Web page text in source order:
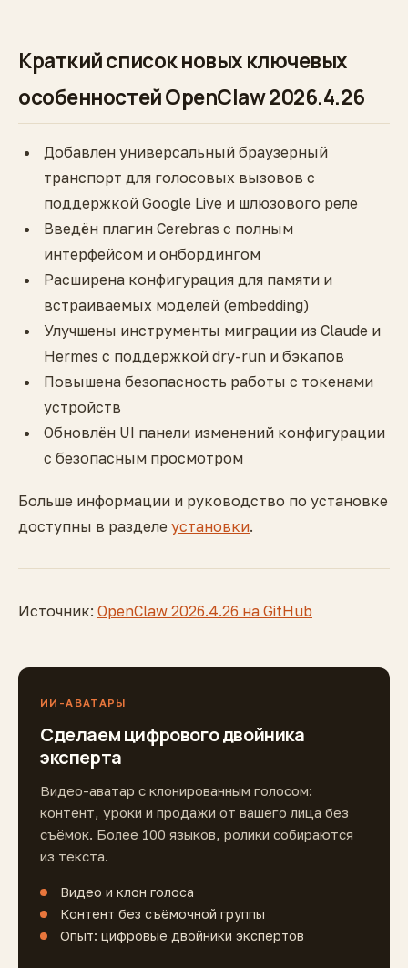
Краткий список новых ключевых
особенностей OpenClaw 2026.4.26
Добавлен универсальный браузерный
транспорт для голосовых вызовов с
поддержкой Google Live и шлюзового реле
Введён плагин Cerebras с полным
интерфейсом и онбордингом
Расширена конфигурация для памяти и
встраиваемых моделей (embedding)
Улучшены инструменты миграции из Claude и
Hermes с поддержкой dry-run и бэкапов
Повышена безопасность работы с токенами
устройств
Обновлён UI панели изменений конфигурации
с безопасным просмотром
Больше информации и руководство по установке
доступны в разделе установки.
Источник: OpenClaw 2026.4.26 на GitHub
ИИ-АВАТАРЫ
Сделаем цифрового двойника
эксперта
Видео-аватар с клонированным голосом:
контент, уроки и продажи от вашего лица без
съёмок. Более 100 языков, ролики собираются
из текста.
Видео и клон голоса
Контент без съёмочной группы
Опыт: цифровые двойники экспертов